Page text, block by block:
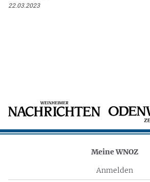
22.03.2023
Meine WNOZ
Anmelden